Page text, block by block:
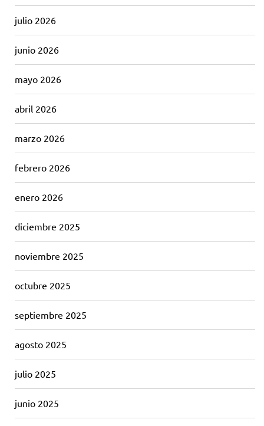
julio 2026
junio 2026
mayo 2026
abril 2026
marzo 2026
febrero 2026
enero 2026
diciembre 2025
noviembre 2025
octubre 2025
septiembre 2025
agosto 2025
julio 2025
junio 2025